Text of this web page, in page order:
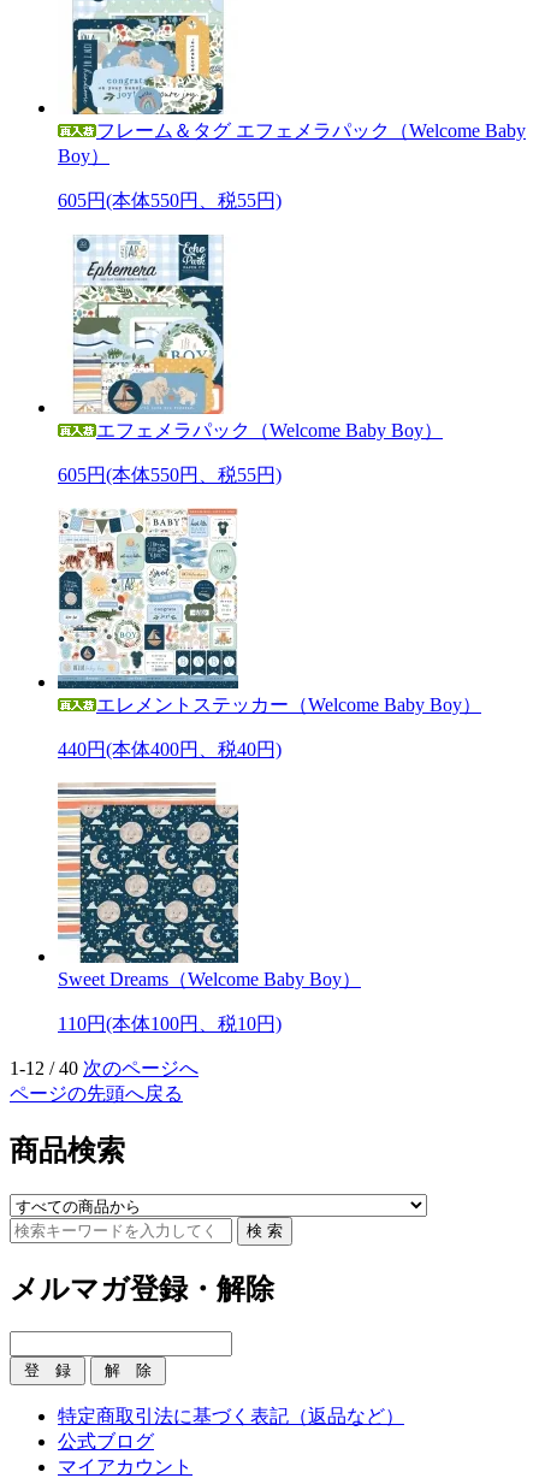
フレーム＆タグ エフェメラパック（Welcome Baby
Boy）
605円(本体550円、税55円)
エフェメラパック（Welcome Baby Boy）
605円(本体550円、税55円)
エレメントステッカー（Welcome Baby Boy）
440円(本体400円、税40円)
Sweet Dreams（Welcome Baby Boy）
110円(本体100円、税10円)
1-12 / 40 次のページへ
ページの先頭へ戻る
商品検索
メルマガ登録・解除
特定商取引法に基づく表記（返品など）
公式ブログ
マイアカウント